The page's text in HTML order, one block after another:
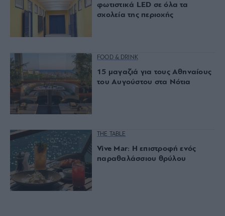
φωτιστικά LED σε όλα τα
σχολεία της περιοχής
FOOD & DRINK
15 μαγαζιά για τους Αθηναίους
του Αυγούστου στα Νότια
THE TABLE
Vive Mar: Η επιστροφή ενός
παραθαλάσσιου θρύλου